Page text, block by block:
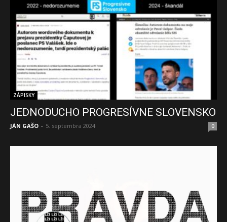
ZÁPISKY
JEDNODUCHO PROGRESÍVNE SLOVENSKO
JÁN GAŠO - 5. septembra 2024 0